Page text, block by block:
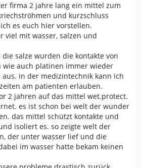
firma 2 jahre lang ein mittel zum
und kurzschluss
es euch hier vorstellen.
viel mit wasser, salzen und
salze wurden die kontakte von
wie auch platinen immer wieder
in der medizintechnik kann ich
am patienten erlauben.
2 jahren auf das mittel wet.protect.
es ist schon bei welt der wunder
das mittel schützt kontakte und
isoliert es. so zeigte welt der
der unter wasser lief und die
im wasser hatte bekam keinen